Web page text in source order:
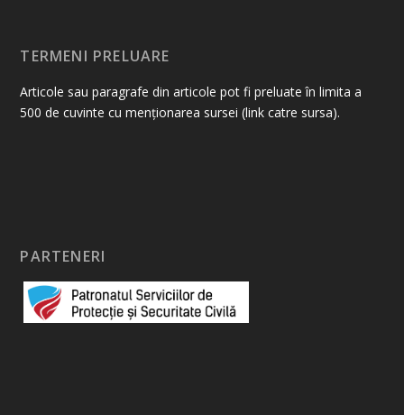
TERMENI PRELUARE
Articole sau paragrafe din articole pot fi preluate în limita a
500 de cuvinte cu menționarea sursei (link catre sursa).
PARTENERI